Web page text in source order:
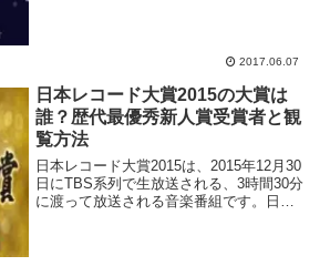
2017.06.07
日本レコード大賞2015の大賞は
誰？歴代最優秀新人賞受賞者と観
覧方法
日本レコード大賞2015は、2015年12月30
日にTBS系列で生放送される、3時間30分
に渡って放送される音楽番組です。日本